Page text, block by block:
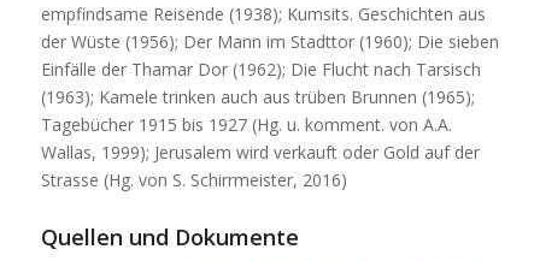
empfindsame Reisende (1938); Kumsits. Geschichten aus
der Wüste (1956); Der Mann im Stadttor (1960); Die sieben
Einfälle der Thamar Dor (1962); Die Flucht nach Tarsisch
(1963); Kamele trinken auch aus trüben Brunnen (1965);
Tagebücher 1915 bis 1927 (Hg. u. komment. von A.A.
Wallas, 1999); Jerusalem wird verkauft oder Gold auf der
Strasse (Hg. von S. Schirrmeister, 2016)
Quellen und Dokumente